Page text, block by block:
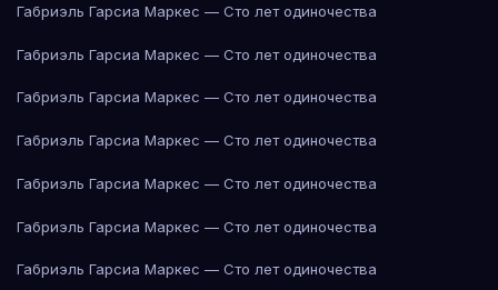
Габриэль Гарсиа Маркес — Сто лет одиночества
Габриэль Гарсиа Маркес — Сто лет одиночества
Габриэль Гарсиа Маркес — Сто лет одиночества
Габриэль Гарсиа Маркес — Сто лет одиночества
Габриэль Гарсиа Маркес — Сто лет одиночества
Габриэль Гарсиа Маркес — Сто лет одиночества
Габриэль Гарсиа Маркес — Сто лет одиночества